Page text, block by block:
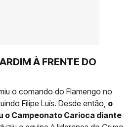
À FRENTE DO
o comando do Flamengo no
Filipe Luís. Desde então, o
Campeonato Carioca diante